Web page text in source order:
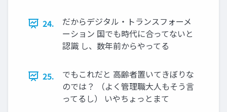
24.
だからデジタル・トランスフォーメ
ーション 国でも時代に合ってないと
認識 し、数年前からやってる
25.
でもこれだと 高齢者置いてきぼりな
のでは？ （よく管理職大人もそう言
ってるし） いやちょっとまて